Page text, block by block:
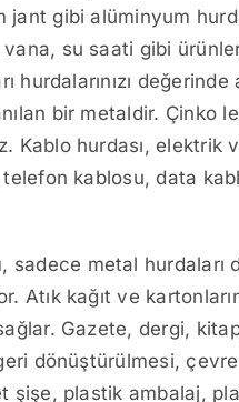
gibi alüminyum
su saati gibi
hurdalarınızı
bir metaldir. Çinko
Kablo hurdası, elektrik
kablosu, data
, sadece metal hurdaları
Atık kağıt ve
Gazete, dergi,
dönüştürülmesi,
şişe, plastik ambalaj,